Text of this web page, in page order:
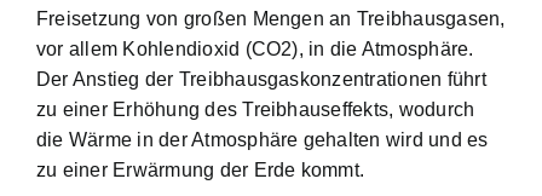
Freisetzung von großen Mengen an Treibhausgasen,
vor allem Kohlendioxid (CO2), in die Atmosphäre.
Der Anstieg der Treibhausgaskonzentrationen führt
zu einer Erhöhung des Treibhauseffekts, wodurch
die Wärme in der Atmosphäre gehalten wird und es
zu einer Erwärmung der Erde kommt.